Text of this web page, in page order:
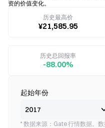
资的价值变化。
历史最高价
¥21,585.95
历史总回报率
-88.00%
起始年份
* 数据来源：Gate 行情数据。